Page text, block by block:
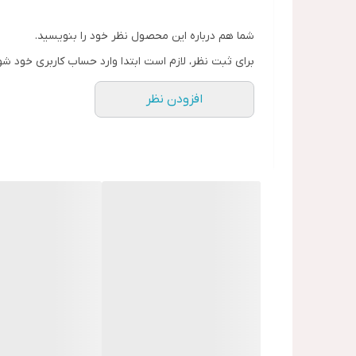
شما هم درباره این محصول نظر خود را بنویسید.
برای ثبت نظر، لازم است ابتدا وارد حساب کاربری خود
افزودن نظر